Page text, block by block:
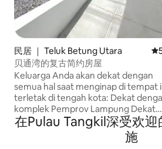
民居 ｜ Teluk Betung Utara 平
贝通湾的复古简约房屋
Keluarga Anda akan dekat dengan
semua hal saat menginap di tempat
terletak di tengah kota: Dekat dengan
komplek Pemprov Lampung Dekat
dengan MALL Dekat dengan pusat
raga Dekat dengan wisata pantai
dengan berbagai kuliner dan resto
在Pulau Tangkil深受欢
施